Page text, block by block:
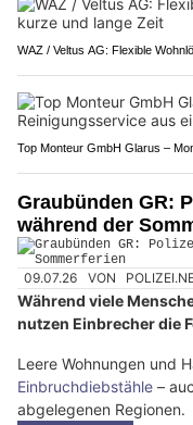
WAZ / Veltus AG: Flexible
Top Monteur GmbH Glarus –
Graubünden GR:
während der
09.07.26 VON
Während viele
nutzen Einbrecher die
Leere Wohnungen und
Einbruchdiebstähle –
abgelegenen Regionen.